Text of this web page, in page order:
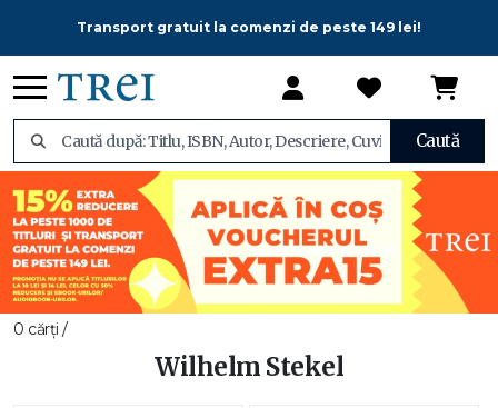
Transport gratuit la comenzi de peste 149 lei!
Caută
0 cărți /
Wilhelm Stekel